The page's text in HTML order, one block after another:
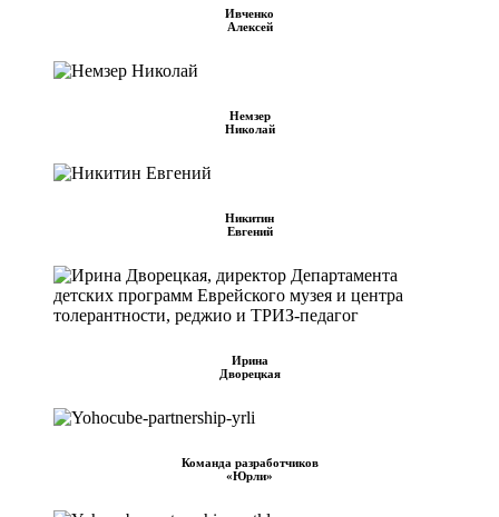
Ивченко
Алексей
Немзер
Николай
Никитин
Евгений
Ирина
Дворецкая
Команда разработчиков
«Юрли»